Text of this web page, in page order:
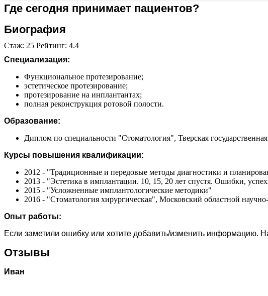
Где сегодня принимает пациентов?
Биография
Стаж: 25 Рейтинг: 4.4
Специализация:
Функциональное протезирование;
эстетическое протезирование;
протезирование на инплантантах;
полная реконструкция ротовой полости.
Образование:
Диплом по специальности "Стоматология", Тверская
Курсы повышения квалификации:
2012 - "Традиционные и передовые методы диагностики и
2013 - "Эстетика в имплантации. 10, 15, 20 лет спустя. Ошибки,
2015 - "Усложненные имплантологические методики"
2016 - "Стоматология хирургическая", Московский областной
Опыт работы:
Если заметили ошибку или хотите добавить/изменить информацию.
Отзывы
Иван